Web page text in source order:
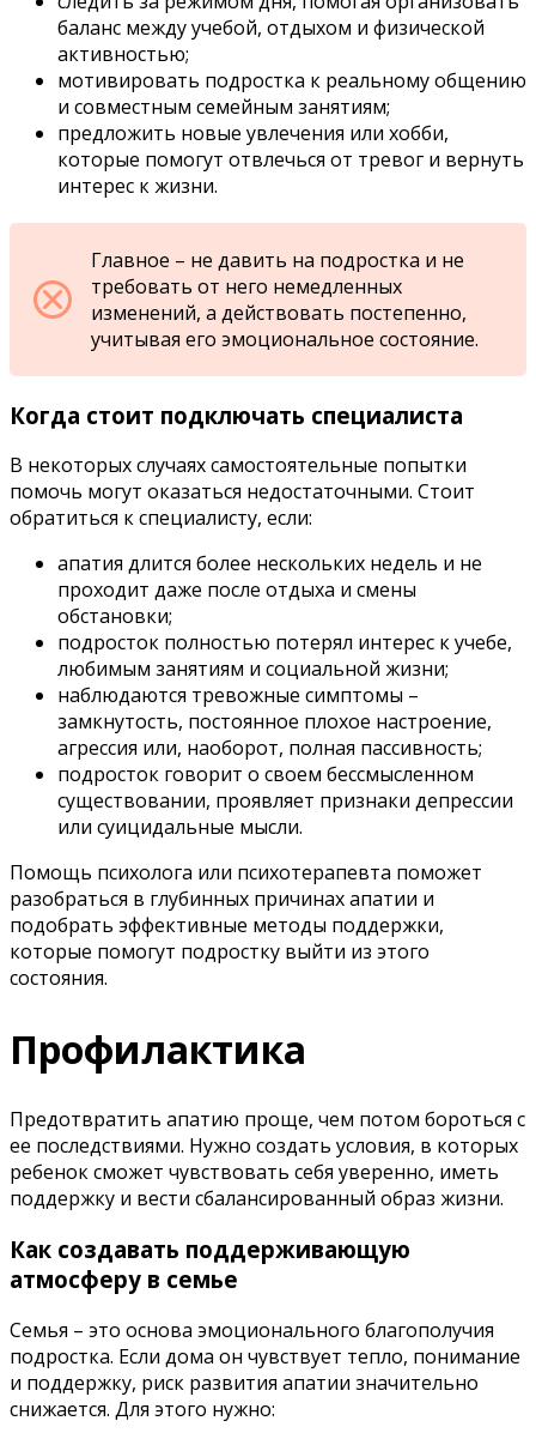
баланс между учебой, отдыхом и физической
активностью;
мотивировать подростка к реальному общению
и совместным семейным занятиям;
предложить новые увлечения или хобби,
которые помогут отвлечься от тревог и вернуть
интерес к жизни.
Главное – не давить на подростка и не
требовать от него немедленных
изменений, а действовать постепенно,
учитывая его эмоциональное состояние.
Когда стоит подключать специалиста
В некоторых случаях самостоятельные попытки
помочь могут оказаться недостаточными. Стоит
обратиться к специалисту, если:
апатия длится более нескольких недель и не
проходит даже после отдыха и смены
обстановки;
подросток полностью потерял интерес к учебе,
любимым занятиям и социальной жизни;
наблюдаются тревожные симптомы –
замкнутость, постоянное плохое настроение,
агрессия или, наоборот, полная пассивность;
подросток говорит о своем бессмысленном
существовании, проявляет признаки депрессии
или суицидальные мысли.
Помощь психолога или психотерапевта поможет
разобраться в глубинных причинах апатии и
подобрать эффективные методы поддержки,
которые помогут подростку выйти из этого
состояния.
Профилактика
Предотвратить апатию проще, чем потом бороться с
ее последствиями. Нужно создать условия, в которых
ребенок сможет чувствовать себя уверенно, иметь
поддержку и вести сбалансированный образ жизни.
Как создавать поддерживающую
атмосферу в семье
Семья – это основа эмоционального благополучия
подростка. Если дома он чувствует тепло, понимание
и поддержку, риск развития апатии значительно
снижается. Для этого нужно: